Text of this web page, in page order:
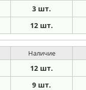
3 шт.
12 шт.
Наличие
12 шт.
9 шт.